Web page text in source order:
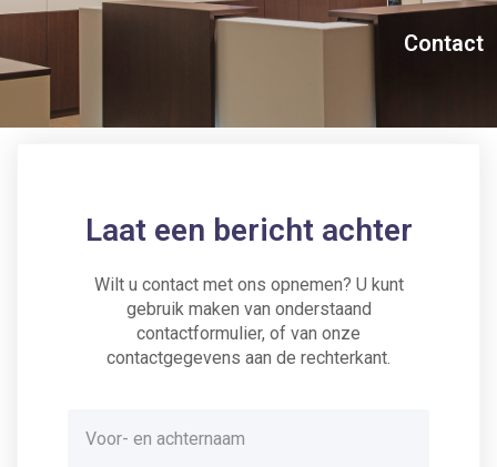
Contact
Laat een bericht achter
Wilt u contact met ons opnemen? U kunt
gebruik maken van onderstaand
contactformulier, of van onze
contactgegevens aan de rechterkant.